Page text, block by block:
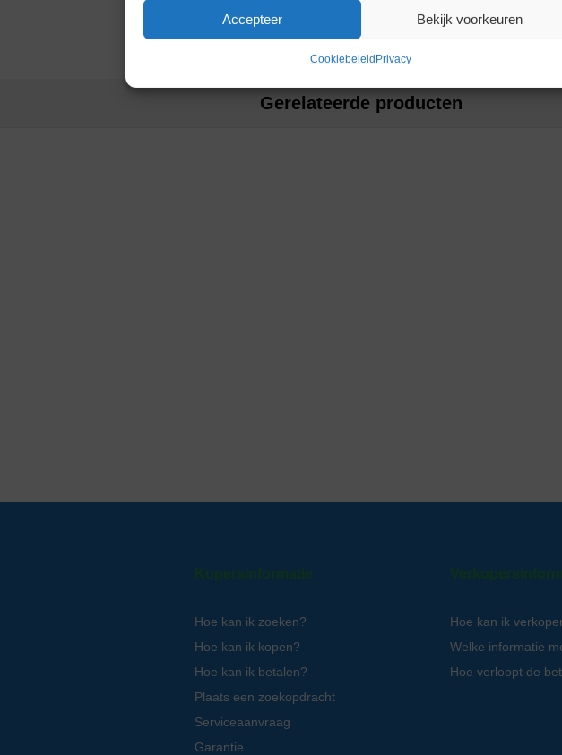
Accepteer Bekijk voorkeuren
Cookiebeleid Privacy
Gerelateerde producten
Kopersinformatie
Hoe kan ik zoeken?
Hoe kan ik kopen?
Hoe kan ik betalen?
Plaats een zoekopdracht
Serviceaanvraag
Garantie
Hoe kan ik
Welke informatie
Hoe verloopt de